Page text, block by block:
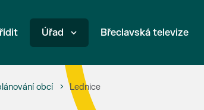
Úřad Břeclavská televize
obcí Lednice